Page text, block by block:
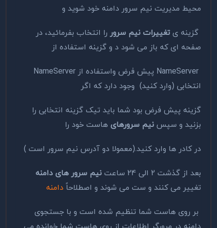
محیط مدیریت نیم سرور دامنه خود شوید و
گزینه ی تغییرات نیم سرور را انتخاب بفرمائید، در
صفحه ای که باز می شود د و گزینه استفاده از
NameServer پیش فرض واستفاده از NameServer
انتخابی (وارد کنید) وجود دارد که اگر
گزینه پیش فرض بود شما باید تیک گزینه انتخابی را
بزنید و سپس نیم سرورهای هاست خود را
در کادر ها وارد کنید.(معمولا دو آدرس نیم سرور است )
بعد از گذشت 2 الی 24 ساعت
نیم سرور های دامنه
تغییر می کنند و ست می شوند و اصطلاحاً دامنه
بر روی هاست شما تنظیم شده است و با جستجوی